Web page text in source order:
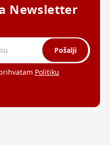
Newsletter
Pošalji
Politiku